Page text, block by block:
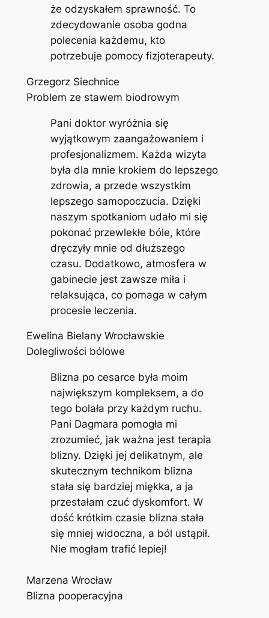
że odzyskałem sprawność. To
zdecydowanie osoba godna
polecenia każdemu, kto
potrzebuje pomocy fizjoterapeuty.
Grzegorz Siechnice
Problem ze stawem biodrowym
Pani doktor wyróżnia się
wyjątkowym zaangażowaniem i
profesjonalizmem. Każda wizyta
była dla mnie krokiem do lepszego
zdrowia, a przede wszystkim
lepszego samopoczucia. Dzięki
naszym spotkaniom udało mi się
pokonać przewlekłe bóle, które
dręczyły mnie od dłuższego
czasu. Dodatkowo, atmosfera w
gabinecie jest zawsze miła i
relaksująca, co pomaga w całym
procesie leczenia.
Ewelina Bielany Wrocławskie
Dolegliwości bólowe
Blizna po cesarce była moim
największym kompleksem, a do
tego bolała przy każdym ruchu.
Pani Dagmara pomogła mi
zrozumieć, jak ważna jest terapia
blizny. Dzięki jej delikatnym, ale
skutecznym technikom blizna
stała się bardziej miękka, a ja
przestałam czuć dyskomfort. W
dość krótkim czasie blizna stała
się mniej widoczna, a ból ustąpił.
Nie mogłam trafić lepiej!
Marzena Wrocław
Blizna pooperacyjna